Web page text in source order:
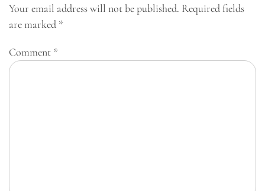
Your email address will not be published. Required fields
are marked *
Comment *